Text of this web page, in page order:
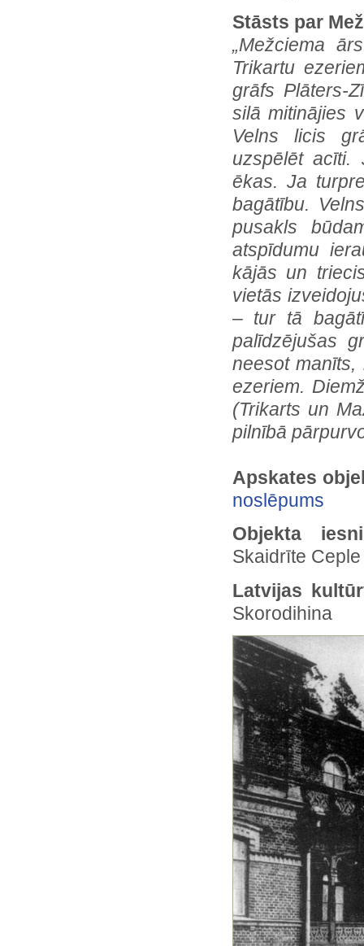
Stāsts par
„Mežciema
Trikartu
grāfs Plāters-
silā mitinājies
Velns licis
uzspēlēt acīti.
ēkas. Ja
bagātību.
pusakls
atspīdumu
kājās un
vietās
– tur tā
palīdzējušas
neesot
ezeriem.
(Trikarts un
pilnībā
Apskates
noslēpums
Objekta
Skaidrīte Ceple
Latvijas
Skorodihina